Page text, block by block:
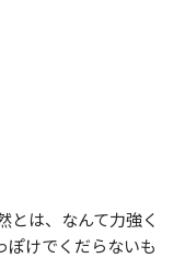
とは、なんて力強く
ぽけでくだらないも